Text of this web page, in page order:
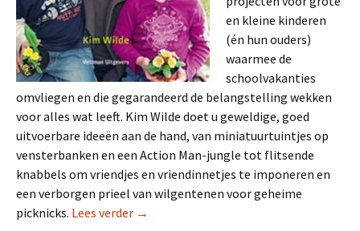
en kleine kinderen
(én hun ouders)
waarmee de
schoolvakanties
omvliegen en die gegarandeerd de belangstelling wekken
voor alles wat leeft. Kim Wilde doet u geweldige, goed
uitvoerbare ideeën aan de hand, van miniatuurtuintjes op
vensterbanken en een Action Man-jungle tot flitsende
knabbels om vriendjes en vriendinnetjes te imponeren en
een verborgen prieel van wilgentenen voor geheime
picknicks. Lees verder Tuinieren met kinderen
→